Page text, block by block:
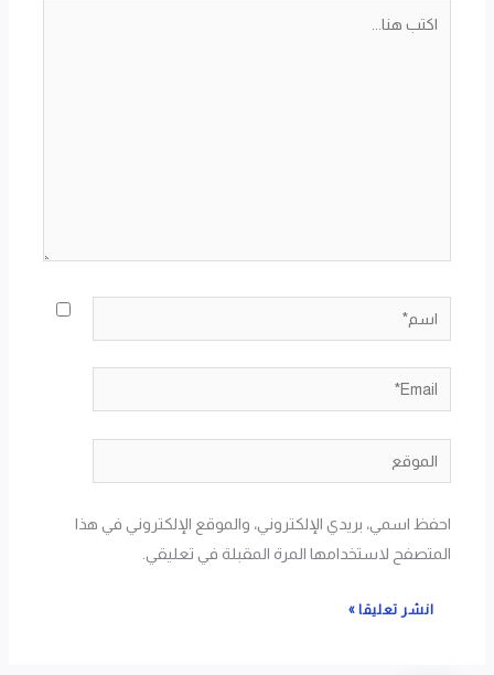
اسم*
Email*
الموقع
احفظ اسمي، بريدي الإلكتروني، والموقع الإلكتروني في هذا
المتصفح لاستخدامها المرة المقبلة في تعليقي.